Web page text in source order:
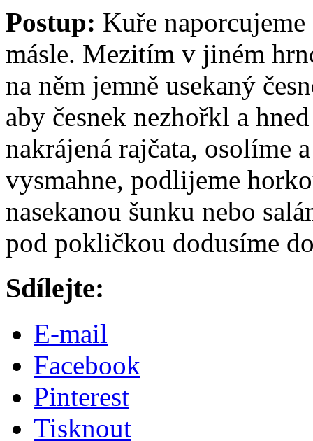
Postup: Kuře naporcujeme
másle. Mezitím v jiném
na něm jemně usekaný
aby česnek nezhořkl a
nakrájená rajčata, osolíme
vysmahne, podlijeme
nasekanou šunku nebo
pod pokličkou dodusíme
Sdílejte:
E-mail
Facebook
Pinterest
Tisknout